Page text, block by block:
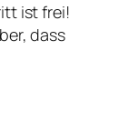
ist frei!
dass